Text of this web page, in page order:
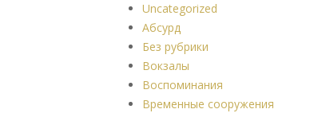
Uncategorized
Абсурд
Без рубрики
Вокзалы
Воспоминания
Временные сооружения